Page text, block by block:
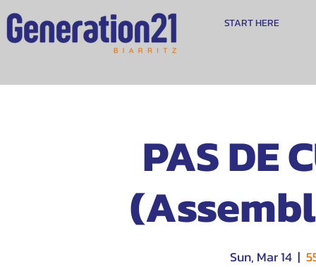
START HERE
PAS DE
Sun, Mar 14
  |